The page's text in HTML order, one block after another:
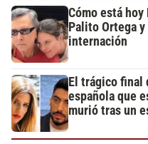
Cómo está hoy
Palito Ortega y
internación
El trágico final
española que
murió tras un